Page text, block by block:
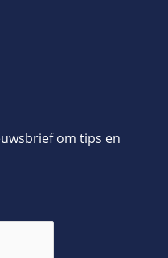
om tips en